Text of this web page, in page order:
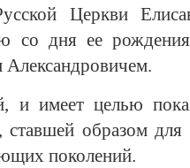
Церкви
со дня ее
и имеет целью
образом
поколений.